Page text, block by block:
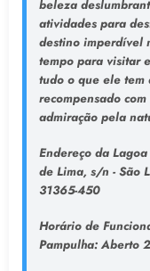
beleza
atividades para
destino imperdível
tempo para visitar
tudo o que ele tem
recompensado
admiração pela
Endereço da
de Lima, s/n - São
31365-450
Horário de
Pampulha:Aberto